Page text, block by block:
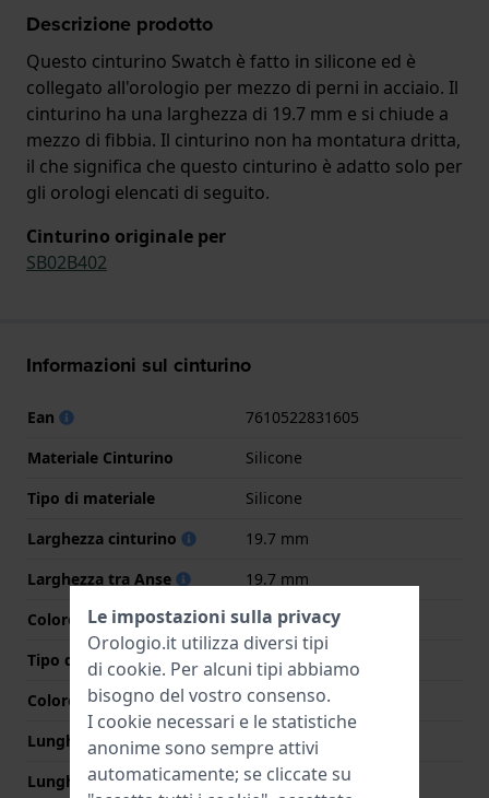
Descrizione prodotto
Questo cinturino Swatch è fatto in silicone ed è
collegato all'orologio per mezzo di perni in acciaio. Il
cinturino ha una larghezza di 19.7 mm e si chiude a
mezzo di fibbia. Il cinturino non ha montatura dritta,
il che significa che questo cinturino è adatto solo per
gli orologi elencati di seguito.
Cinturino originale per
SB02B402
Informazioni sul cinturino
Ean
7610522831605
Materiale Cinturino
Silicone
Tipo di materiale
Silicone
Larghezza cinturino
19.7 mm
Larghezza tra Anse
19.7 mm
Colore cinturino
Nero
Tipo di chiusura
Fibbia
Colore Chiusura
Nero
Lunghezza Parte Superiore
75 mm
Lunghezza Parte Inferiore
115 mm
Le impostazioni sulla privacy
Orologio.it utilizza diversi tipi
di cookie. Per alcuni tipi abbiamo
bisogno del vostro consenso.
I cookie necessari e le statistiche
anonime sono sempre attivi
automaticamente; se cliccate su